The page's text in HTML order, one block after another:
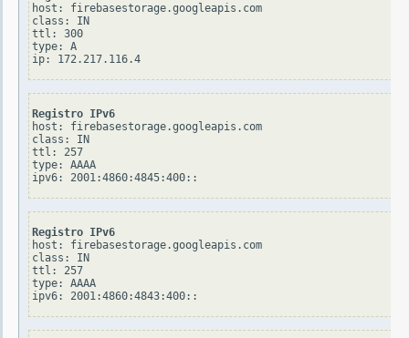
host: firebasestorage.googleapis.com
class: IN
ttl: 300
type: A
Registro IPv6
host: firebasestorage.googleapis.com
class: IN
ttl: 257
type: AAAA
Registro IPv6
host: firebasestorage.googleapis.com
class: IN
ttl: 257
type: AAAA